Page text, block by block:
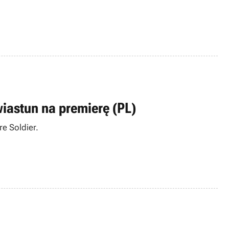
na premierę (PL)
Soldier.